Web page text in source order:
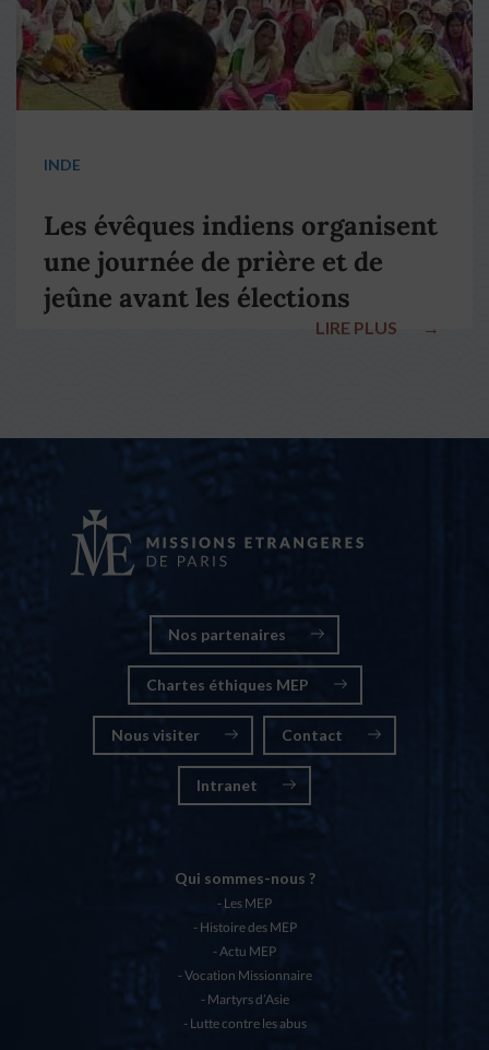
INDE
Les évêques indiens organisent
une journée de prière et de
jeûne avant les élections
LIRE PLUS →
Nos partenaires
Chartes éthiques MEP
Nous visiter Contact
Intranet
Qui sommes-nous ?
Les MEP
Histoire des MEP
Actu MEP
Vocation Missionnaire
Martyrs d’Asie
Lutte contre les abus